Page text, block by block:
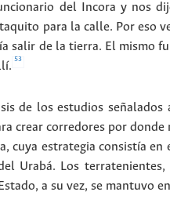
del Incora y nos
taquito para la calle. Por
salir de la tierra. El mismo
53
de los estudios
crear corredores por
cuya estrategia consistía
Urabá. Los
a su vez, se mantuvo